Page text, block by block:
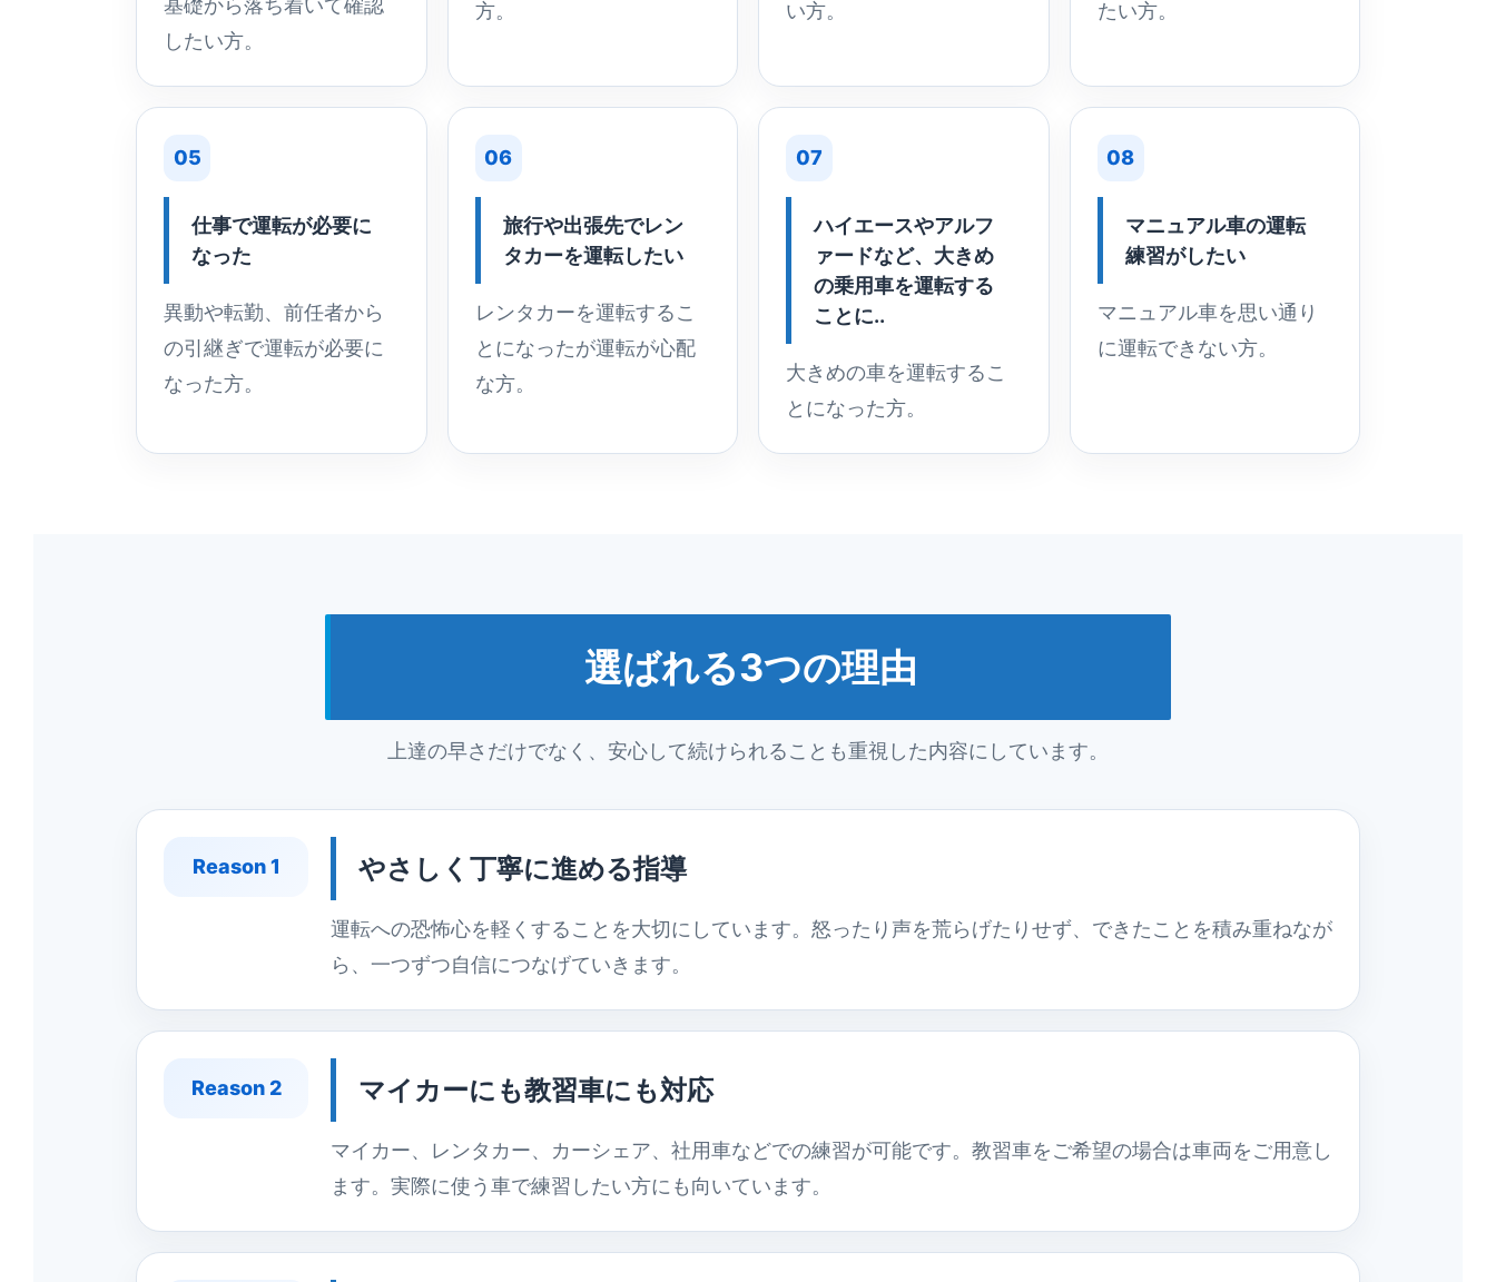
したい方。
方。
い方。
たい方。
05
仕事で運転が必要に
なった
異動や転勤、前任者から
の引継ぎで運転が必要に
なった方。
06
旅行や出張先でレン
タカーを運転したい
レンタカーを運転するこ
とになったが運転が心配
な方。
07
ハイエースやアルフ
ァードなど、大きめ
の乗用車を運転する
ことに..
大きめの車を運転するこ
とになった方。
08
マニュアル車の運転
練習がしたい
マニュアル車を思い通り
に運転できない方。
選ばれる3つの理由
上達の早さだけでなく、安心して続けられることも重視した内容にしています。
Reason 1 やさしく丁寧に進める指導
運転への恐怖心を軽くすることを大切にしています。怒ったり声を荒らげたりせず、できたことを積み重ねなが
ら、一つずつ自信につなげていきます。
Reason 2 マイカーにも教習車にも対応
マイカー、レンタカー、カーシェア、社用車などでの練習が可能です。教習車をご希望の場合は車両をご用意し
ます。実際に使う車で練習したい方にも向いています。